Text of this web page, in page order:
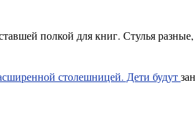
полкой для книг. Стулья
столешницей. Дети будут